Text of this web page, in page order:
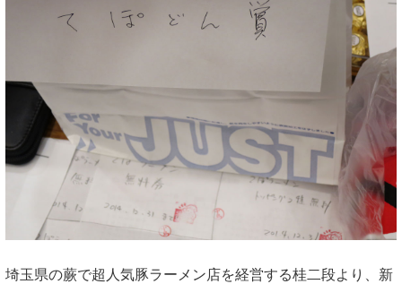
埼玉県の蕨で超人気豚ラーメン店を経営する桂二段より、新